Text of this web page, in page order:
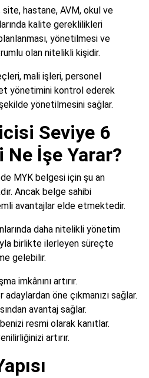
hastane, AVM, okul ve
kalite gereklilikleri
yönetilmesi ve
olan nitelikli kişidir.
mali işleri, personel
yönetimini kontrol ederek
yönetilmesini sağlar.
Seviye 6
Ne İşe Yarar?
MYK belgesi için şu an
Ancak belge sahibi
avantajlar elde etmektedir.
daha nitelikli yönetim
birlikte ilerleyen süreçte
gelebilir.
imkânını artırır.
adaylardan öne çıkmanızı sağlar.
avantaj sağlar.
resmi olarak kanıtlar.
artırır.